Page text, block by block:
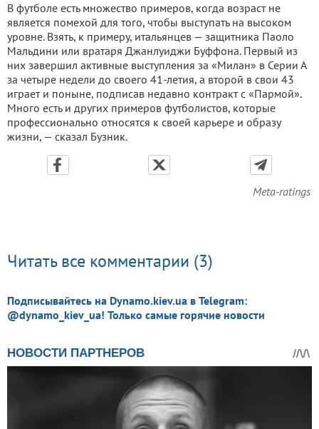
В футболе есть множество примеров, когда возраст не
является помехой для того, чтобы выступать на высоком
уровне. Взять, к примеру, итальянцев — защитника Паоло
Мальдини или вратаря Джанлуиджи Буффона. Первый из
них завершил активные выступления за «Милан» в Серии А
за четыре недели до своего 41-летия, а второй в свои 43
играет и поныне, подписав недавно контракт с «Пармой».
Много есть и других примеров футболистов, которые
профессионально относятся к своей карьере и образу
жизни, — сказал Бузник.
Meta-ratings
Читать все комментарии (3)
Подписывайтесь на Dynamo.kiev.ua в Telegram:
@dynamo_kiev_ua! Только самые горячие новости